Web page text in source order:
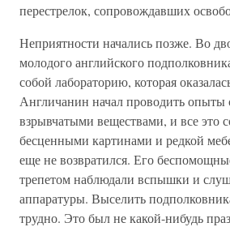
перестрелок, сопровождавших
Неприятности начались позже. Во
молодого английского
собой лабораторию, которая
Англичанин начал проводить
взрывчатыми веществами, и все это
бесценными картинами и редкой
еще не возвратился. Его
трепетом наблюдали вспышки и
аппаратуры. Выселить
трудно. Это был не какой-нибудь